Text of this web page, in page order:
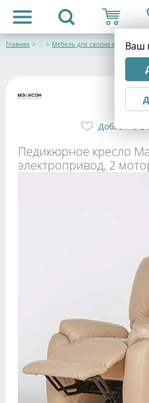
Ваш
Главная > ... > Мебель для салона красоты
Педикюрное кресло
электропривод, 2
Добавить в